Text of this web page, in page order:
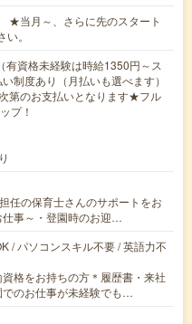
月～、さらに先のスタート
。
資格未経験は時給1350円～ス
制度あり（月払いも選べます）
第のお支払いとなります★フル
プ！
任の保育士さんのサポートをお
事～・登園時のお迎…
/ パソコンスキル不要 / 英語力不
格をお持ちの方＊履歴書・来社
のお仕事が未経験でも…